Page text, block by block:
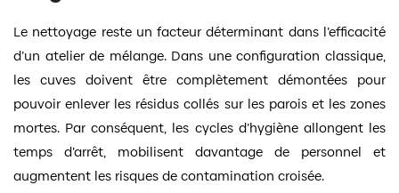
Le nettoyage reste un facteur déterminant dans l’efficacité
d’un atelier de mélange. Dans une configuration classique,
les cuves doivent être complètement démontées pour
pouvoir enlever les résidus collés sur les parois et les zones
mortes. Par conséquent, les cycles d’hygiène allongent les
temps d’arrêt, mobilisent davantage de personnel et
augmentent les risques de contamination croisée.